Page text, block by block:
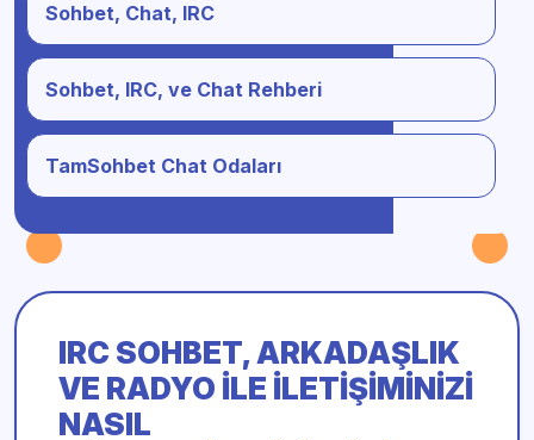
Sohbet, Chat, IRC
Sohbet, IRC, ve Chat Rehberi
TamSohbet Chat Odaları
IRC SOHBET, ARKADAŞLIK
VE RADYO ILE ILETIŞIMINIZI
NASIL